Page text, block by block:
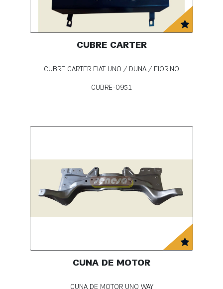
CUBRE CARTER
CUBRE CARTER FIAT UNO / DUNA / FIORINO
CUBRE-0951
CUNA DE MOTOR
CUNA DE MOTOR UNO WAY